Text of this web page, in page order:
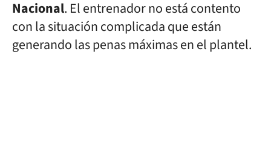
Nacional. El entrenador no está contento
con la situación complicada que están
generando las penas máximas en el plantel.